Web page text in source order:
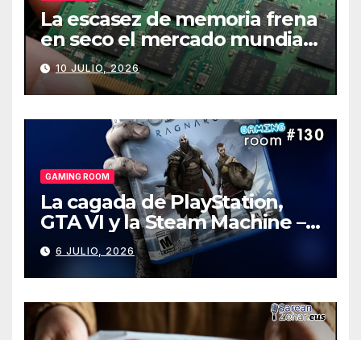
La escasez de memoria frena
en seco el mercado mundial
de PCs
10 JULIO, 2026
GAMING ROOM
La cagada de PlayStation,
GTA VI y la Steam Machine –
Gaming Room #130
6 JULIO, 2026